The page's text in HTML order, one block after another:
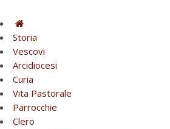
Storia
Vescovi
Arcidiocesi
Curia
Vita Pastorale
Parrocchie
Clero